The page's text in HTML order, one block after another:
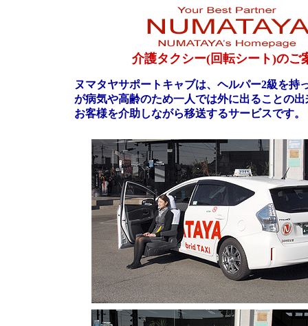
介護タクシー(回転シート)のご
ヌマタヤサポートキャブは、ヘルパー2級を持
が病気や高齢のため一人では外に出ることの出
お客様を介助しながら移送するサービスです。